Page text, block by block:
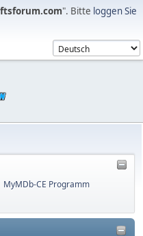
". Bitte loggen Sie
MyMDb-CE Programm